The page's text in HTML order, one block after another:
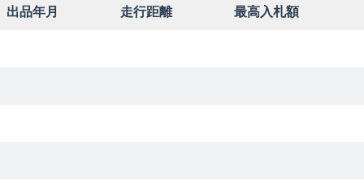
出品年月 走行距離 最高入札額